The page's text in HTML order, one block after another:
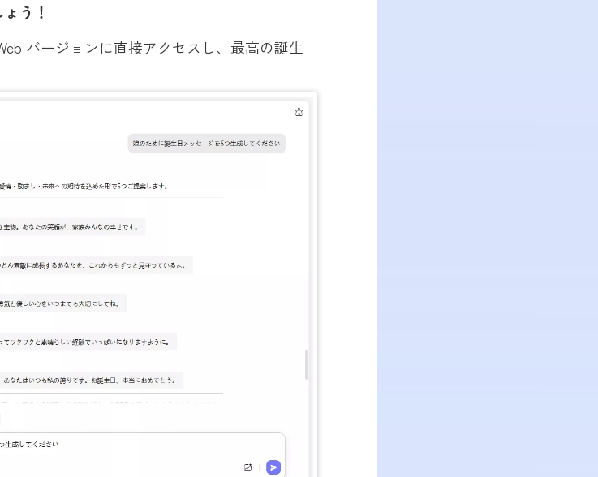
う！
バージョンに直接アクセスし、最高の誕生